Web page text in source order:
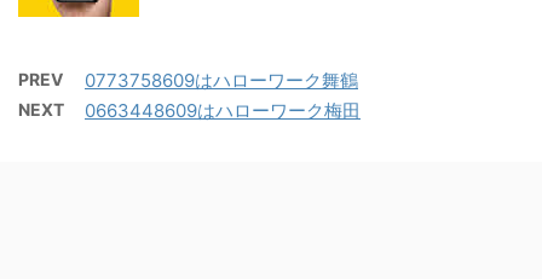
PREV 0773758609はハローワーク舞鶴
NEXT 0663448609はハローワーク梅田